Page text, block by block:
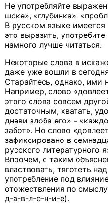
Не употребляйте
шоке», «глубинка»,
В русском языке
это выразить,
намного лучше читаться.
Некоторые слова в
даже уже вошли в
Старайтесь, однако, ими
Например, слово
этого слова совсем
достаточным, хватать,
дневи злоба его» -
забот». Но слово
зафиксировано в
русского литературного
Впрочем, с таким
властвовать, тяготеть
употребление под
отожествления по
д-а-в-л-е-н-и-е).